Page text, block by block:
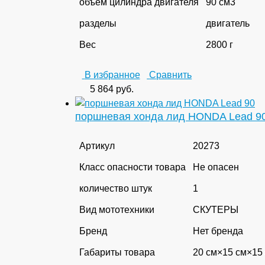
объем цилиндра двигателя 90 см3
разделы двигатель
Вес 2800 г
В избранное
Сравнить
5 864 руб.
поршневая хонда лид HONDA Lead
Артикул 20273
Класс опасности товара Не опасен
количество штук 1
Вид мототехники СКУТЕРЫ
Бренд Нет бренда
Габариты товара 20 см×15 см×15